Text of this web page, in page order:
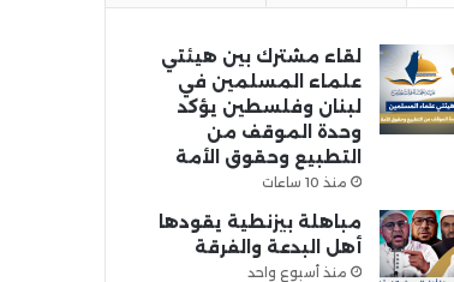
لقاء مشترك بين هيئتي
علماء المسلمين في
لبنان وفلسطين يؤكد
وحدة الموقف من
التطبيع وحقوق الأمة
منذ 10 ساعات
مباهلة بيزنطية يقودها
أهل البدعة والفرقة
منذ أسبوع واحد